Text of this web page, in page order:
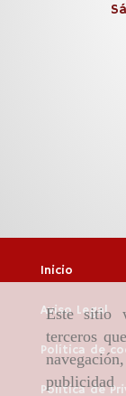
Este sitio
terceros
publicidad
Inicio
Aviso Legal
Política de
Política de